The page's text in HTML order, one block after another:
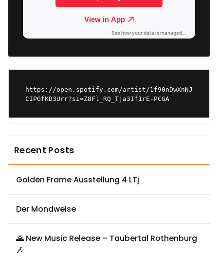
https://open.spotify.com/artist/1f90nDwXnNJ
CIPGfKD3Urr?si=Z8Fl_RQ_Tja3If1rE-PCGA
Recent Posts
Golden Frame Ausstellung 4 LTj
Der Mondweise
🌄 New Music Release – Taubertal Rothenburg
🎶